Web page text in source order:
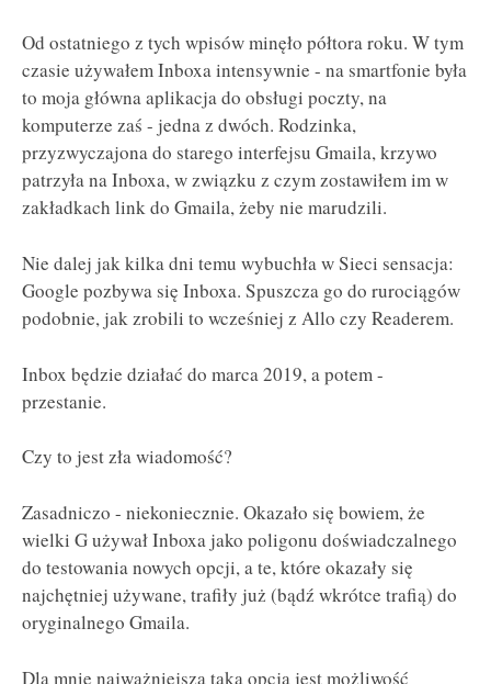
Od ostatniego z tych wpisów minęło półtora roku. W tym
czasie używałem Inboxa intensywnie - na smartfonie była
to moja główna aplikacja do obsługi poczty, na
komputerze zaś - jedna z dwóch. Rodzinka,
przyzwyczajona do starego interfejsu Gmaila, krzywo
patrzyła na Inboxa, w związku z czym zostawiłem im w
zakładkach link do Gmaila, żeby nie marudzili.
Nie dalej jak kilka dni temu wybuchła w Sieci sensacja:
Google pozbywa się Inboxa. Spuszcza go do rurociągów
podobnie, jak zrobili to wcześniej z Allo czy Readerem.
Inbox będzie działać do marca 2019, a potem -
przestanie.
Czy to jest zła wiadomość?
Zasadniczo - niekoniecznie. Okazało się bowiem, że
wielki G używał Inboxa jako poligonu doświadczalnego
do testowania nowych opcji, a te, które okazały się
najchętniej używane, trafiły już (bądź wkrótce trafią) do
oryginalnego Gmaila.
Dla mnie najważniejszą taką opcją jest możliwość